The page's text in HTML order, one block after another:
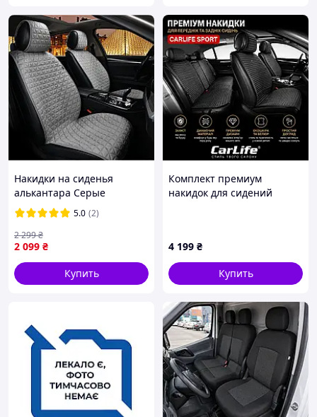
Накидки на сиденья
алькантара Серые
Передний Комплект
Elegant 700 314
5.0 (2)
2 099 ₴
2 299₴
Купить
Комплект премиум
накидок для сидений
4 199 ₴
Купить